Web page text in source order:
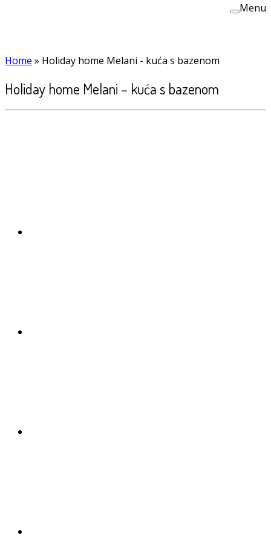
Menu
Home » Holiday home Melani - kuća s bazenom
Holiday home Melani – kuća s bazenom